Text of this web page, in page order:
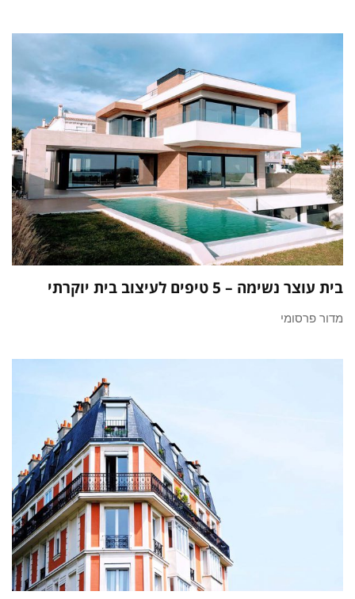
בית עוצר נשימה – 5 טיפים לעיצוב בית יוקרתי
מדור פרסומי